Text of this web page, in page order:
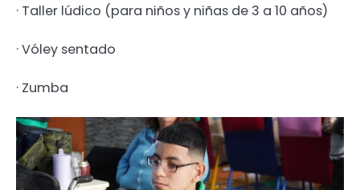
· Taller lúdico (para niños y niñas de 3 a 10 años)
· Vóley sentado
· Zumba